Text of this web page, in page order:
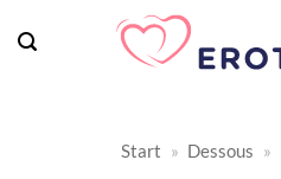
Inhalt
Start » Dessous »